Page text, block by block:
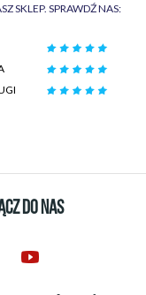
SKLEP. SPRAWDŹ NAS:
DO NAS